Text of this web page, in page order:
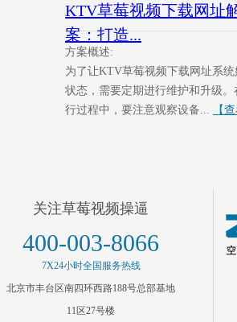
KTV草莓视频下载网址
案：打造...
方案概述:
为了让KTV草莓视频下载网址系
状态，需要定期进行维护和升级
行过程中，要注意观察设备...
【
关注草莓视频操逼
400-003-8066
7X24小时全国服务热线
北京市丰台区南四环西路188号总部基地
11区27号楼